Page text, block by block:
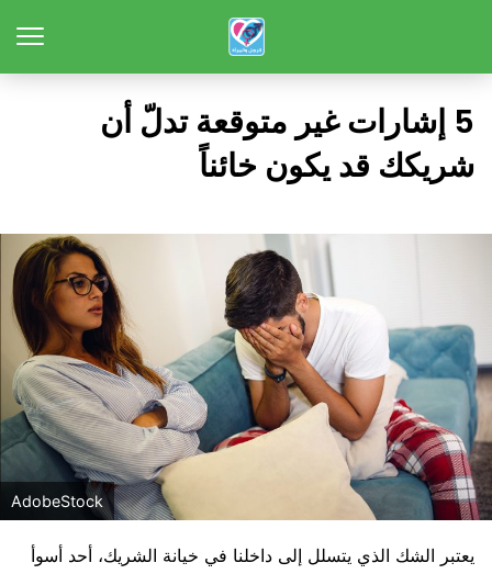
5 إشارات غير متوقعة تدلّ أن
شريكك قد يكون خائناً
AdobeStock
يعتبر الشك الذي يتسلل إلى داخلنا في خيانة الشريك، أحد أسوأ